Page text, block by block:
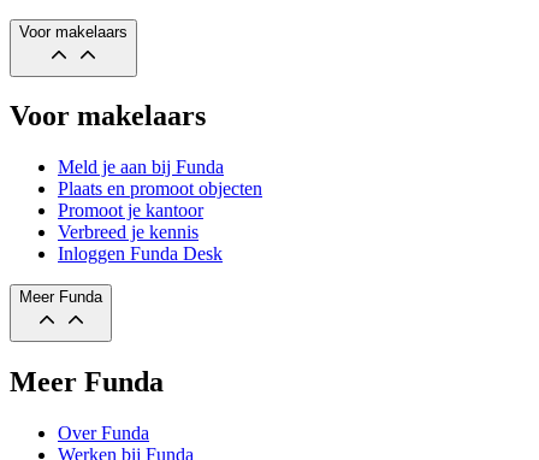
Voor makelaars
Voor makelaars
Meld je aan bij Funda
Plaats en promoot objecten
Promoot je kantoor
Verbreed je kennis
Inloggen Funda Desk
Meer Funda
Meer Funda
Over Funda
Werken bij Funda